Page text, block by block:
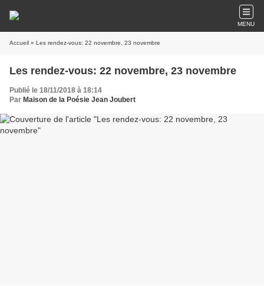
MENU
Accueil » Les rendez-vous: 22 novembre, 23 novembre
Les rendez-vous: 22 novembre, 23 novembre
Publié le 18/11/2018 à 18:14
Par Maison de la Poésie Jean Joubert